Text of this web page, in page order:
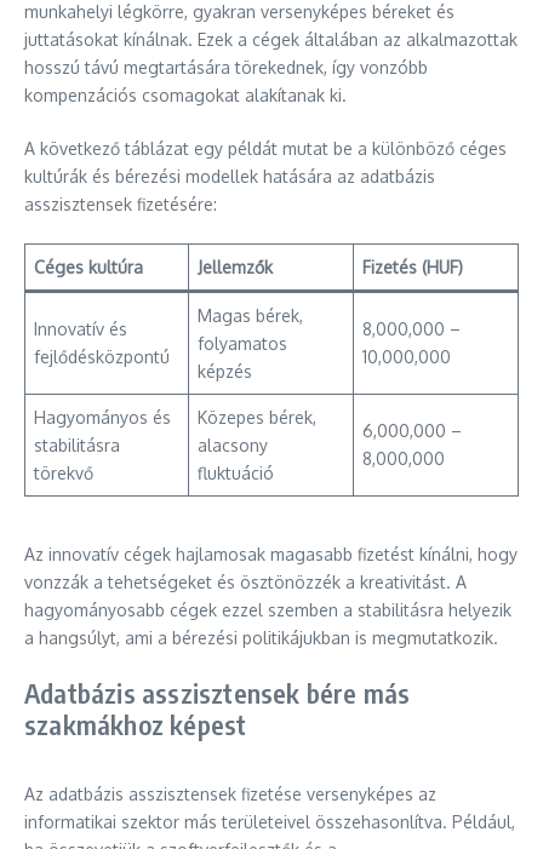
munkahelyi légkörre, gyakran versenyképes béreket és
juttatásokat kínálnak. Ezek a cégek általában az alkalmazottak
hosszú távú megtartására törekednek, így vonzóbb
kompenzációs csomagokat alakítanak ki.
A következő táblázat egy példát mutat be a különböző céges
kultúrák és bérezési modellek hatására az adatbázis
asszisztensek fizetésére:
Céges kultúra Jellemzők Fizetés (HUF)
Innovatív és
fejlődésközpontú
Magas bérek,
folyamatos
képzés
8,000,000 –
10,000,000
Hagyományos és
stabilitásra
törekvő
Közepes bérek,
alacsony
fluktuáció
6,000,000 –
8,000,000
Az innovatív cégek hajlamosak magasabb fizetést kínálni, hogy
vonzzák a tehetségeket és ösztönözzék a kreativitást. A
hagyományosabb cégek ezzel szemben a stabilitásra helyezik
a hangsúlyt, ami a bérezési politikájukban is megmutatkozik.
Adatbázis asszisztensek bére más
szakmákhoz képest
Az adatbázis asszisztensek fizetése versenyképes az
informatikai szektor más területeivel összehasonlítva. Például,